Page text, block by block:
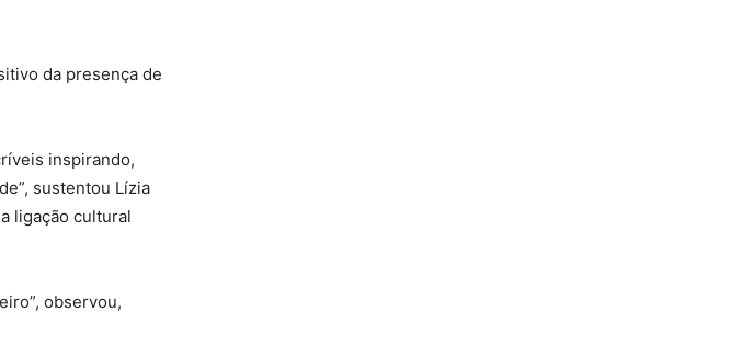
da presença de
inspirando,
sustentou Lízia
ligação cultural
observou,